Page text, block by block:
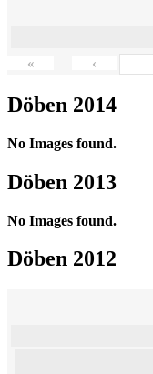
« ‹
Döben 2014
No Images found.
Döben 2013
No Images found.
Döben 2012